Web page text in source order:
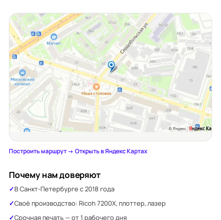
Построить маршрут →·Открыть в Яндекс Картах
Почему нам доверяют
В Санкт-Петербурге с 2018 года
Своё производство: Ricoh 7200X, плоттер, лазер
Срочная печать — от 1 рабочего дня